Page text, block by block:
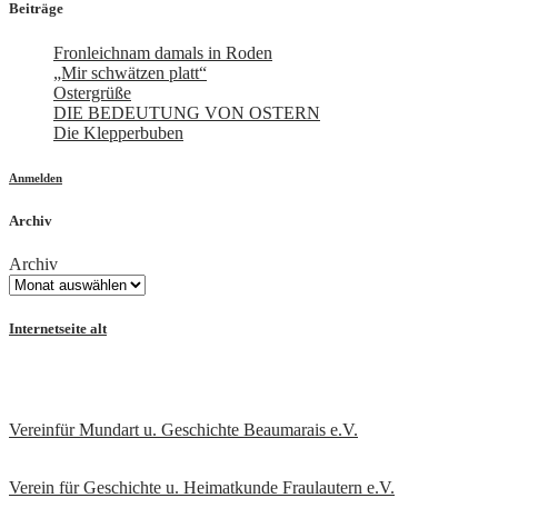
Beiträge
Fronleichnam damals in Roden
„Mir schwätzen platt“
Ostergrüße
DIE BEDEUTUNG VON OSTERN
Die Klepperbuben
Anmelden
Archiv
Archiv
Internetseite alt
Vereinfür Mundart u. Geschichte Beaumarais e.V.
Verein für Geschichte u. Heimatkunde Fraulautern e.V.